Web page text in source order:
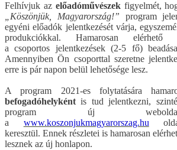
Felhívjuk az előadóművészekfigyelmét,
„Köszönjük, Magyarország!” program
egyéni előadók jelentkezését várja,
produkciókkal. Hamarosan elérhető
a csoportos jelentkezések (2-5 fő)
Amennyiben Ön csoporttal szeretne
erre is pár napon belül lehetősége lesz.
A program 2021-es folytatására
befogadóhelyként is tud jelentkezni,
program új
a www.koszonjukmagyarorszag.hu
keresztül. Ennek részletei is hamarosan
lesznek az új honlapon.